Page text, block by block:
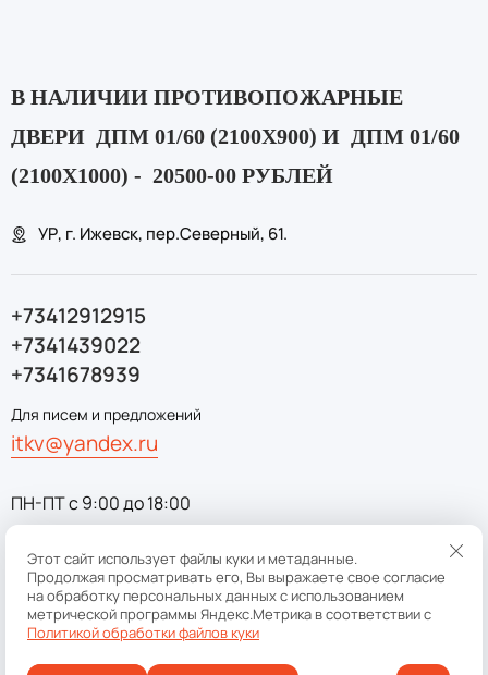
В НАЛИЧИИ ПРОТИВОПОЖАРНЫЕ
ДВЕРИ ДПМ 01/60 (2100Х900) И ДПМ 01/60
(2100Х1000) - 20500-00 РУБЛЕЙ
УР, г. Ижевск, пер.Северный, 61.
+73412912915
+7341439022
+7341678939
Для писем и предложений
itkv@yandex.ru
ПН-ПТ с 9:00 до 18:00
Copyright © 2014 - 2026 ООО ИнвестТехноКом
Политика конфиденциальности
Этот сайт использует файлы куки и метаданные.
Продолжая просматривать его, Вы выражаете свое согласие
на обработку персональных данных с использованием
метрической программы Яндекс.Метрика в соответствии с
Политикой обработки файлов куки